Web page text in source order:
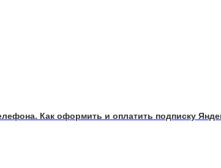
Как оформить и оплатить подписку